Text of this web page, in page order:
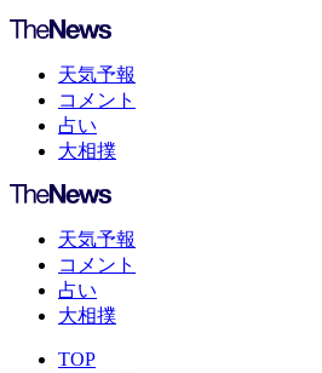
天気予報
コメント
占い
大相撲
天気予報
コメント
占い
大相撲
TOP